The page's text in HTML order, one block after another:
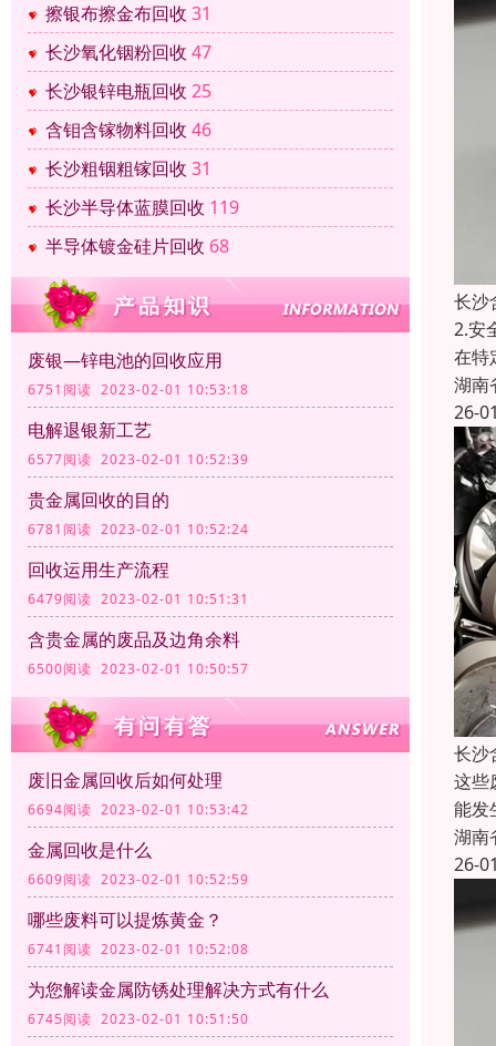
擦银布擦金布回收 31
长沙氧化铟粉回收 47
长沙银锌电瓶回收 25
含钼含镓物料回收 46
长沙粗铟粗镓回收 31
长沙半导体蓝膜回收 119
半导体镀金硅片回收 68
废银—锌电池的回收应用
6751阅读 2023-02-01 10:53:18
电解退银新工艺
6577阅读 2023-02-01 10:52:39
贵金属回收的目的
6781阅读 2023-02-01 10:52:24
回收运用生产流程
6479阅读 2023-02-01 10:51:31
含贵金属的废品及边角余料
6500阅读 2023-02-01 10:50:57
废旧金属回收后如何处理
6694阅读 2023-02-01 10:53:42
金属回收是什么
6609阅读 2023-02-01 10:52:59
哪些废料可以提炼黄金？
6741阅读 2023-02-01 10:52:08
为您解读金属防锈处理解决方式有什么
6745阅读 2023-02-01 10:51:50
长沙
2.安
在特
湖南
26-
长沙
这些
能发
湖南
26-